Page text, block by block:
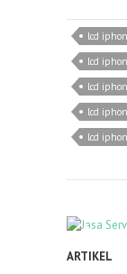
lcd
lcd
lcd
lcd
lcd
ARTIKEL